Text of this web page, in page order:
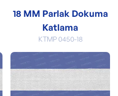
18 MM Parlak Dokuma
Katlama
KTMP 0450-18